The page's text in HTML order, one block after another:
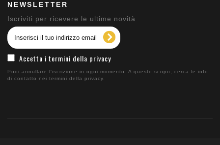
NEWSLETTER
Iscriviti per ricevere le ultime novità
Accetta i termini della privacy
Puoi annullare l'iscrizione in ogni momento. A questo scopo, cerca le info
di contatto nei termini della privacy.